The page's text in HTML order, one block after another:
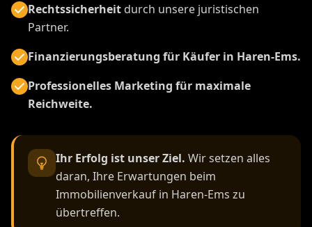
Rechtssicherheitdurch unsere juristischen
Partner.
Finanzierungsberatung für Käufer in Haren-Ems.
Professionelles Marketing für maximale
Reichweite.
Ihr Erfolg ist unser Ziel. Wir setzen alles
daran, Ihre Erwartungen beim
Immobilienverkauf in Haren-Ems zu
übertreffen.